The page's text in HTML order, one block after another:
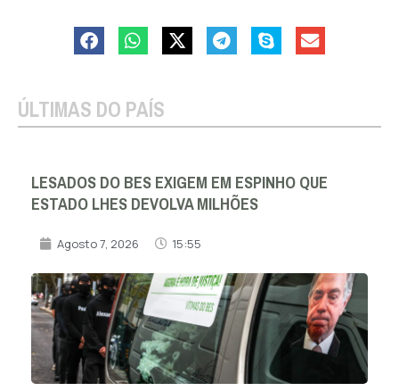
ÚLTIMAS DO PAÍS
LESADOS DO BES EXIGEM EM ESPINHO QUE
ESTADO LHES DEVOLVA MILHÕES
Agosto 7, 2026 15:55